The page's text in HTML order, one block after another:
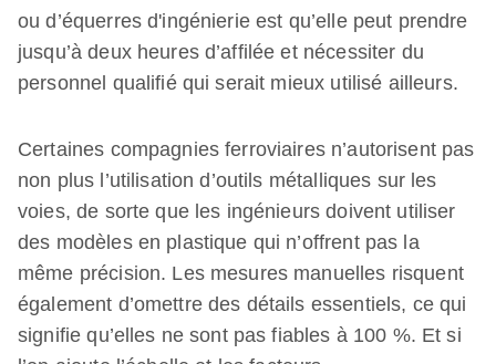
ou d’équerres d'ingénierie est qu’elle peut prendre
jusqu’à deux heures d’affilée et nécessiter du
personnel qualifié qui serait mieux utilisé ailleurs.
Certaines compagnies ferroviaires n’autorisent pas
non plus l’utilisation d’outils métalliques sur les
voies, de sorte que les ingénieurs doivent utiliser
des modèles en plastique qui n’offrent pas la
même précision. Les mesures manuelles risquent
également d’omettre des détails essentiels, ce qui
signifie qu’elles ne sont pas fiables à 100 %. Et si